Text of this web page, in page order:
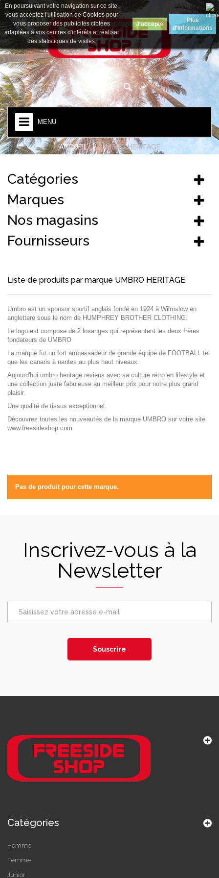
Devise : Euro
MENU
En poursuivant votre navigation sur ce site,
vous acceptez l'utilisation de Cookies pour
vous proposer des publicités ciblées
adaptées à vos centres d'intérêts et réaliser
des statistiques de visites.
J'accepte
Plus
d'informations
ACCUEIL UMBRO HERITAGE
Catégories
Marques
Nos magasins
Fournisseurs
Liste de produits par marque UMBRO HERITAGE
Umbro est un sponsor sportif anglais fondé en 1924 à Wilmslow en
anglettere sous le nom de HUMPHREY BROTHER CLOTHING.
Le logo est compose de 2 losanges qui représentent les deux frères
fondateurs de UMBRO
La marque fut un fort ambassadeur de grande équipe de FOOTBALL tel
que les canaris à nantes au plus haut niveaux.
Aujourd'hui umbro heritage reviens avec sa culture rétro en lifestyle et
une collection juste fabuleuse au meilleur prix pour notre plus grand
plaisir.
Une qualité de tissus exceptionnel.
Découvrez toutes les nouveautés de la marque UMBRO sur votre site
www.freesideshop.com
Pas de produit pour cette marque.
Inscrivez-vous à la
Newsletter
Souscrire
Catégories
Homme
Femme
Junior